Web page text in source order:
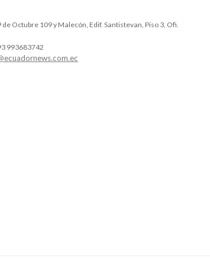
de Octubre 109 y Malecón, Edif. Santistevan, Piso 3, Ofi.
993683742